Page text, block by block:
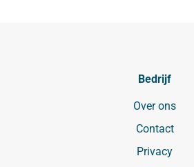
Bedrijf
Over ons
Contact
Privacy